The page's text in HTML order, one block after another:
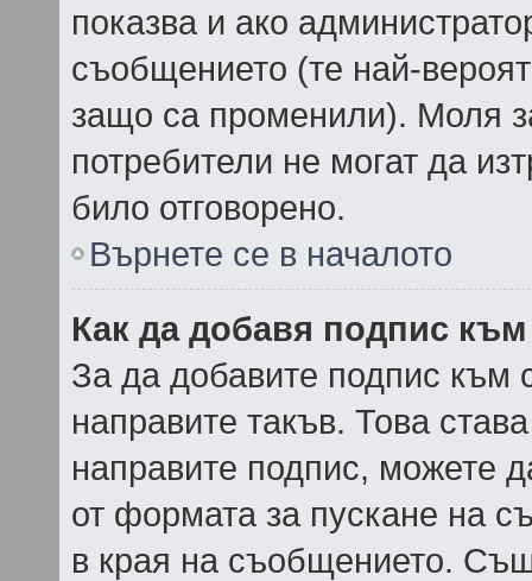
показва и ако
съобщението (те най-
защо са променили). Моля
потребители не могат да
било отговорено.
Върнете се в началото
Как да добавя подпис
За да добавите подпис към
направите такъв. Това
направите подпис, можете
от формата за пускане на
в края на съобщението.